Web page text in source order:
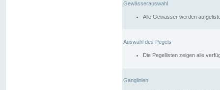
Gewässerauswahl
Alle Gewässer werden
Auswahl des Pegels
Die Pegellisten zeigen alle
Ganglinien